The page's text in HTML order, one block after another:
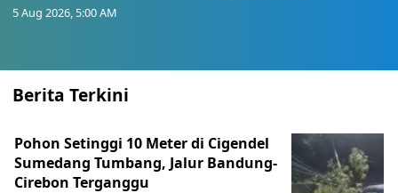
5 Aug 2026, 5:00 AM
Berita Terkini
Pohon Setinggi 10 Meter di Cigendel
Sumedang Tumbang, Jalur Bandung-
Cirebon Terganggu